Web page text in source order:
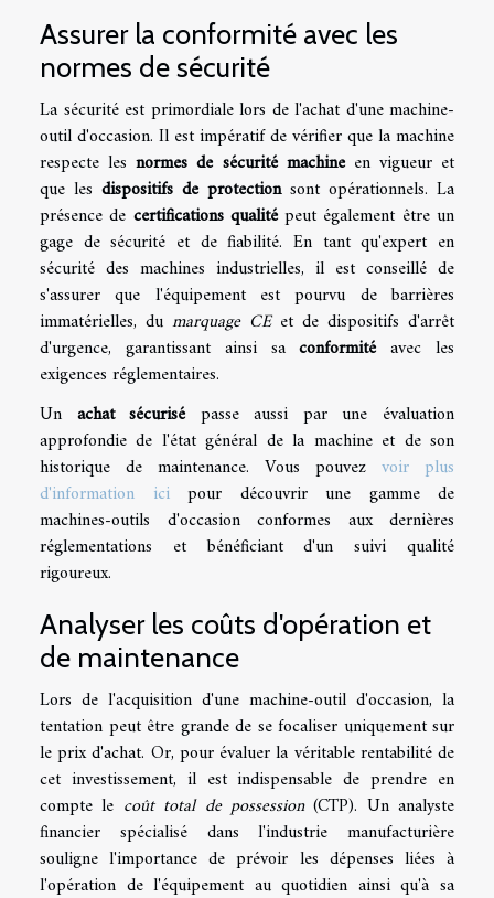
Assurer la conformité avec les
normes de sécurité
La sécurité est primordiale lors de l'achat d'une machine-
outil d'occasion. Il est impératif de vérifier que la machine
respecte lesnormes de sécurité machineen vigueur et
que les dispositifs de protectionsont opérationnels. La
présence de certifications qualitépeut également être un
gage de sécurité et de fiabilité. En tant qu'expert en
sécurité des machines industrielles, il est conseillé de
s'assurer que l'équipement est pourvu de barrières
immatérielles, du marquage CEet de dispositifs d'arrêt
d'urgence, garantissant ainsi saconformitéavec les
exigences réglementaires.
Un achat sécurisépasse aussi par une évaluation
approfondie de l'état général de la machine et de son
historique de maintenance. Vous pouvez voir plus
d'information icipour découvrir une gamme de
machines-outils d'occasion conformes aux dernières
réglementations et bénéficiant d'un suivi qualité
rigoureux.
Analyser les coûts d'opération et
de maintenance
Lors de l'acquisition d'une machine-outil d'occasion, la
tentation peut être grande de se focaliser uniquement sur
le prix d'achat. Or, pour évaluer la véritable rentabilité de
cet investissement, il est indispensable de prendre en
compte le coût total de possession(CTP). Un analyste
financier spécialisé dans l'industrie manufacturière
souligne l'importance de prévoir les dépenses liées à
l'opération de l'équipement au quotidien ainsi qu'à sa